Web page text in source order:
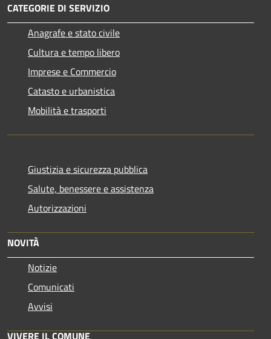
CATEGORIE DI SERVIZIO
Anagrafe e stato civile
Cultura e tempo libero
Imprese e Commercio
Catasto e urbanistica
Mobilità e trasporti
Giustizia e sicurezza pubblica
Salute, benessere e assistenza
Autorizzazioni
NOVITÀ
Notizie
Comunicati
Avvisi
VIVERE IL COMUNE